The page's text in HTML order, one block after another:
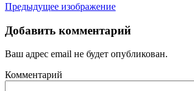
Предыдущее изображение
Добавить комментарий
Ваш адрес email не будет опубликован.
Комментарий